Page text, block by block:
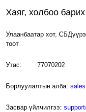
Хаяг, холбоо барих
Улаанбаатар хот,
тоот
Утас: 77070202
Борлуулалтын алба:
Засвар үйлчилгээ: